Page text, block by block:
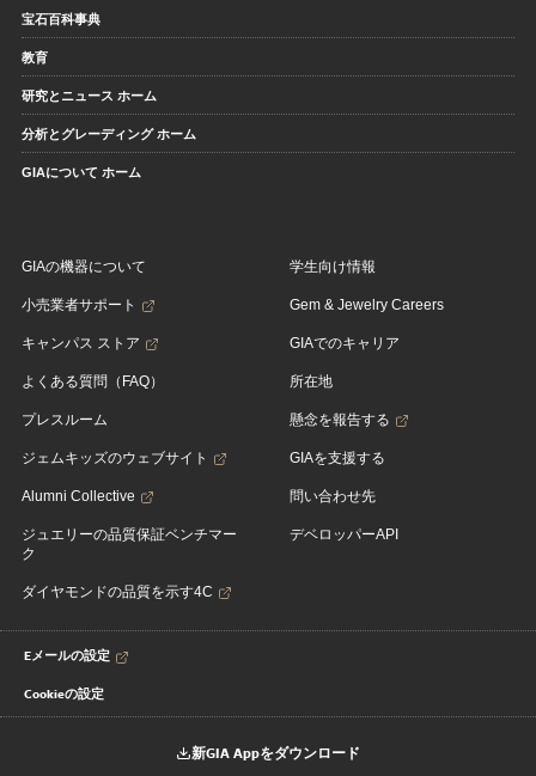
宝石百科事典
教育
研究とニュース ホーム
分析とグレーディング ホーム
GIAについて ホーム
GIAの機器について
小売業者サポート
キャンパス ストア
よくある質問（FAQ）
プレスルーム
ジェムキッズのウェブサイト
Alumni Collective
ジュエリーの品質保証ベンチマー
ク
ダイヤモンドの品質を示す4C
学生向け情報
Gem & Jewelry Careers
GIAでのキャリア
所在地
懸念を報告する
GIAを支援する
問い合わせ先
デベロッパーAPI
Eメールの設定
Cookieの設定
新GIA Appをダウンロード